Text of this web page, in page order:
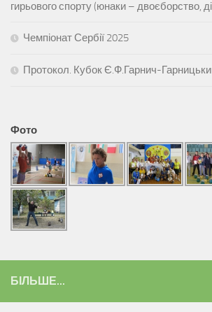
гирьового спорту (юнаки – двоєборство,
Чемпіонат Сербії 2025
Протокол. Кубок Є.Ф.Гарнич-
Фото
БІЛЬШЕ...